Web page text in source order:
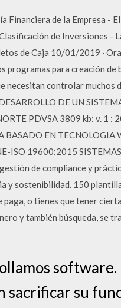
Financiera de la Empresa -
de Inversiones -
de Caja 10/01/2019 ·
programas para creación de
necesitan controlar muchos
DE UN
PDVSA 3809 kb: v. 1 :
BASADO EN TECNOLOGIA
ISO 19600:2015
de compliance y
y sostenibilidad. 150
paga, o tienes que tener
y también búsqueda, se
software.
sacrificar su